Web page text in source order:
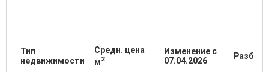
Тип
недвижимости
Средн. цена
м2
Изменение с
07.04.2026